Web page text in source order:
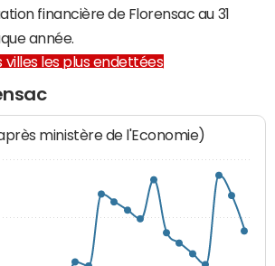
financière de Florensac au 31
année.
villes les plus endettées
ministère de l'Economie)